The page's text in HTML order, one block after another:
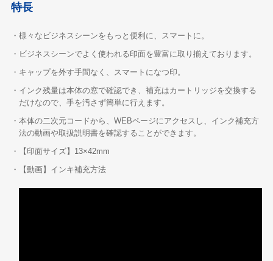
特長
・様々なビジネスシーンをもっと便利に、スマートに。
・ビジネスシーンでよく使われる印面を豊富に取り揃えております。
・キャップを外す手間なく、スマートになつ印。
・インク残量は本体の窓で確認でき、補充はカートリッジを交換する
だけなので、手を汚さず簡単に行えます。
・本体の二次元コードから、WEBページにアクセスし、インク補充方
法の動画や取扱説明書を確認することができます。
・【印面サイズ】13×42mm
・【動画】インキ補充方法